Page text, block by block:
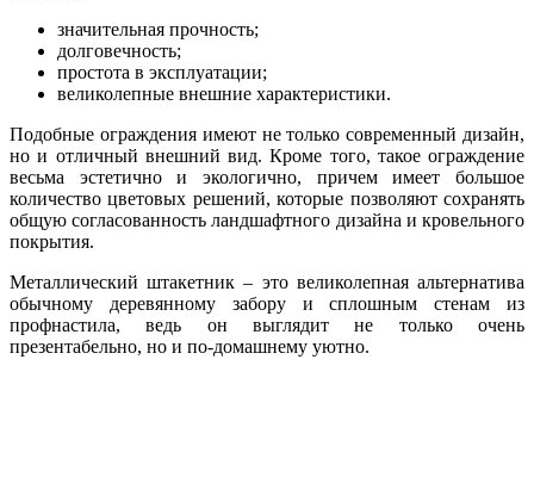
значительная прочность;
долговечность;
простота в эксплуатации;
великолепные внешние характеристики.
Подобные ограждения имеют не только современный дизайн,
но и отличный внешний вид. Кроме того, такое ограждение
весьма эстетично и экологично, причем имеет большое
количество цветовых решений, которые позволяют сохранять
общую согласованность ландшафтного дизайна и кровельного
покрытия.
Металлический штакетник – это великолепная альтернатива
обычному деревянному забору и сплошным стенам из
профнастила, ведь он выглядит не только очень
презентабельно, но и по-домашнему уютно.